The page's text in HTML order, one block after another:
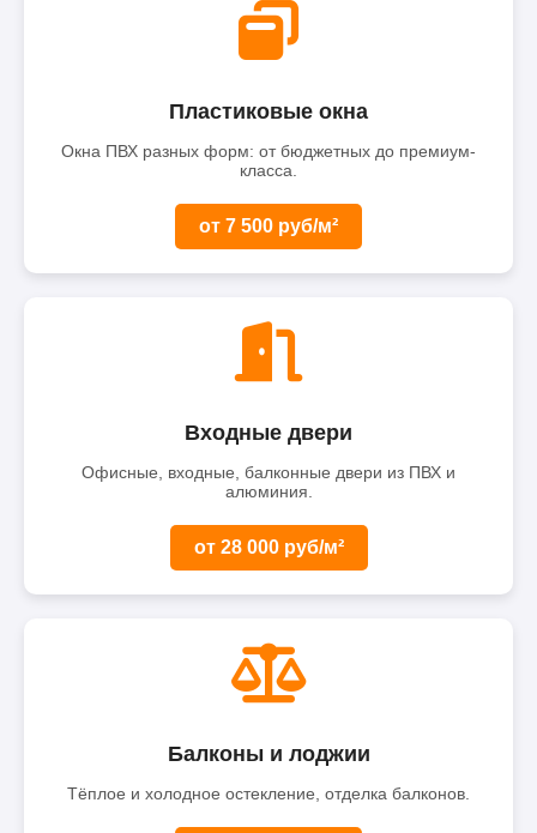
Пластиковые окна
Окна ПВХ разных форм: от бюджетных до премиум-
класса.
от 7 500 руб/м²
Входные двери
Офисные, входные, балконные двери из ПВХ и
алюминия.
от 28 000 руб/м²
Балконы и лоджии
Тёплое и холодное остекление, отделка балконов.